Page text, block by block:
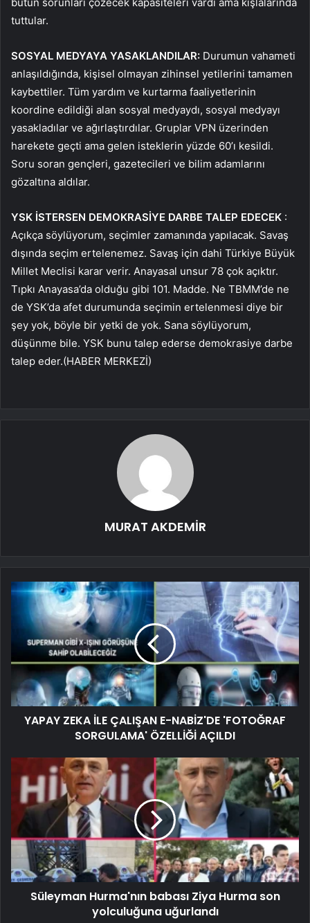
tuttular.
SOSYAL MEDYAYA YASAKLANDILAR: Durumun vahameti
anlaşıldığında, kişisel olmayan zihinsel yetilerini tamamen
kaybettiler. Tüm yardım ve kurtarma faaliyetlerinin
koordine edildiği alan sosyal medyaydı, sosyal medyayı
yasakladılar ve ağırlaştırdılar. Gruplar VPN üzerinden
harekete geçti ama gelen isteklerin yüzde 60’ı kesildi.
Soru soran gençleri, gazetecileri ve bilim adamlarını
gözaltına aldılar.
YSK İSTERSEN DEMOKRASİYE DARBE TALEP EDECEK :
Açıkça söylüyorum, seçimler zamanında yapılacak. Savaş
dışında seçim ertelenemez. Savaş için dahi Türkiye Büyük
Millet Meclisi karar verir. Anayasal unsur 78 çok açıktır.
Tıpkı Anayasa’da olduğu gibi 101. Madde. Ne TBMM’de ne
de YSK’da afet durumunda seçimin ertelenmesi diye bir
şey yok, böyle bir yetki de yok. Sana söylüyorum,
düşünme bile. YSK bunu talep ederse demokrasiye darbe
talep eder.(HABER MERKEZİ)
MURAT AKDEMİR
YAPAY ZEKA İLE ÇALIŞAN E-NABİZ'DE 'FOTOĞRAF
SORGULAMA' ÖZELLİĞİ AÇILDI
Süleyman Hurma'nın babası Ziya Hurma son
yolculuğuna uğurlandı